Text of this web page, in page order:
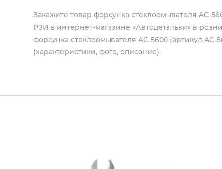
Закажите товар форсунка стеклоомывателя AC-
РЗИ в интернет-магазине «Автодетальки» в
форсунка стеклоомывателя AC-5600 (артикул
(характеристики, фото, описание).